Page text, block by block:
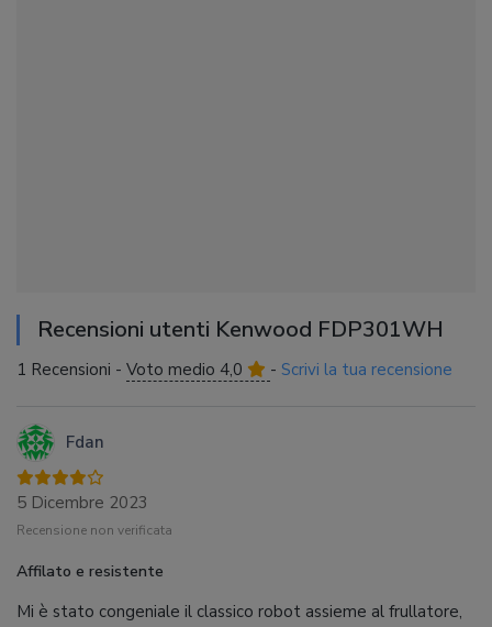
Recensioni utenti Kenwood FDP301WH
1 Recensioni - Voto medio 4,0 - Scrivi la tua recensione
Fdan
5 Dicembre 2023
Recensione non verificata
Affilato e resistente
Mi è stato congeniale il classico robot assieme al frullatore,